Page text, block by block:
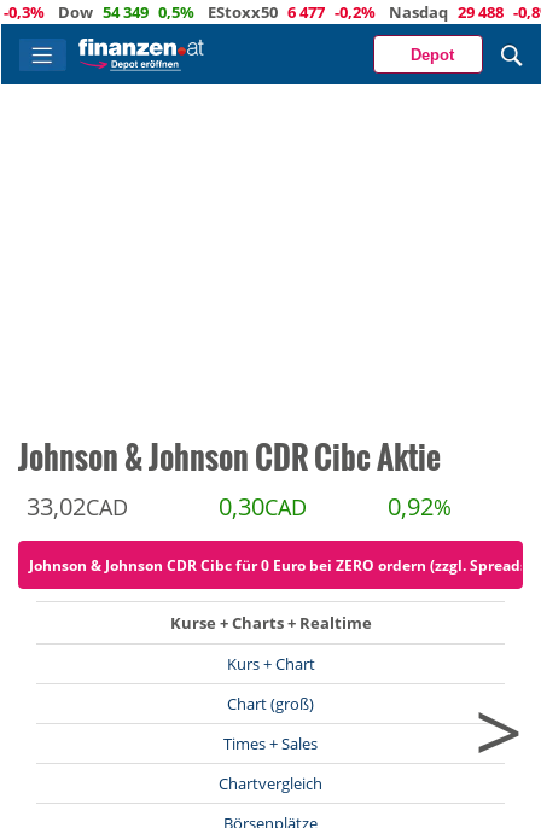
Dow 54 349 0,5% EStoxx50 6 477 -0,2% Nasdaq 29 488 -0,8%
Depot
Johnson & Johnson CDR Cibc Aktie
33,02CAD 0,30CAD 0,92%
Johnson & Johnson CDR Cibc für 0 Euro bei ZERO ordern (zzgl. Spreads)
Kurse + Charts + Realtime
Kurs + Chart
Chart (groß)
Times + Sales
Chartvergleich
Börsenplätze
>